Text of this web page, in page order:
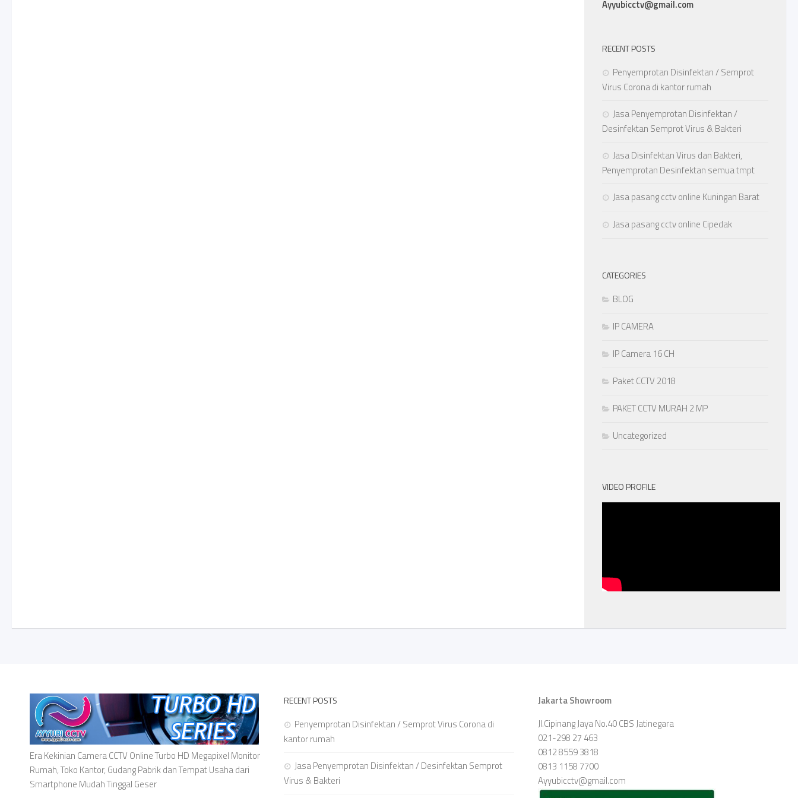
Ayyubicctv@gmail.com
RECENT POSTS
Penyemprotan Disinfektan / Semprot
Virus Corona di kantor rumah
Jasa Penyemprotan Disinfektan /
Desinfektan Semprot Virus & Bakteri
Jasa Disinfektan Virus dan Bakteri,
Penyemprotan Desinfektan semua tmpt
Jasa pasang cctv online Kuningan Barat
Jasa pasang cctv online Cipedak
CATEGORIES
BLOG
IP CAMERA
IP Camera 16 CH
Paket CCTV 2018
PAKET CCTV MURAH 2 MP
Uncategorized
VIDEO PROFILE
Era Kekinian Camera CCTV Online Turbo HD Megapixel Monitor
Rumah, Toko Kantor, Gudang Pabrik dan Tempat Usaha dari
Smartphone Mudah Tinggal Geser
RECENT POSTS
Penyemprotan Disinfektan / Semprot Virus Corona di
kantor rumah
Jasa Penyemprotan Disinfektan / Desinfektan Semprot
Virus & Bakteri
Jakarta Showroom
Jl.Cipinang Jaya No.40 CBS Jatinegara
021-298 27 463
0812 8559 3818
0813 1158 7700
Ayyubicctv@gmail.com